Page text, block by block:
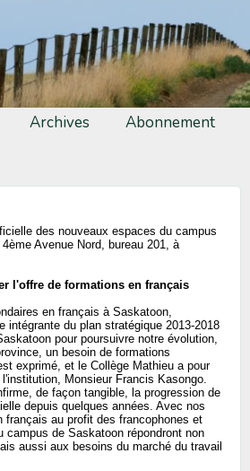
Archives Abonnement
des nouveaux espaces du campus
Avenue Nord, bureau 201, à
l'offre de formations en français
en français à Saskatoon,
intégrante du plan stratégique 2013-2018
pour poursuivre notre évolution,
un besoin de formations
exprimé, et le Collège Mathieu a pour
Monsieur Francis Kasongo.
de façon tangible, la progression de
depuis quelques années. Avec nos
au profit des francophones et
de Saskatoon répondront non
aussi aux besoins du marché du travail